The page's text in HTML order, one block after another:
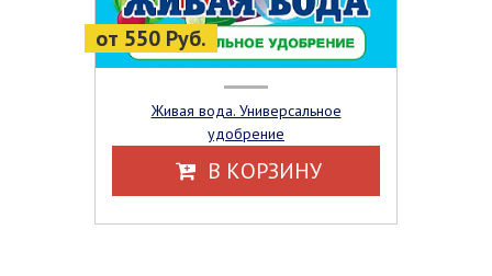
от 550 Руб.
Живая вода. Универсальное
удобрение
В КОРЗИНУ